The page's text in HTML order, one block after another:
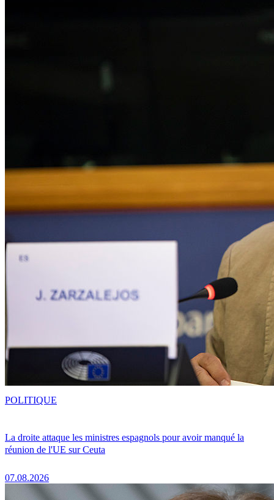
La droite attaque les ministres espagnols pour avoir manqué la
réunion de l'UE sur Ceuta
07.08.2026
POLITIQUE